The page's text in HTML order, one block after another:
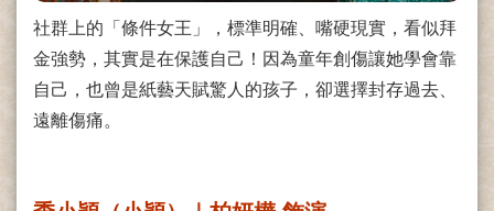
社群上的「條件女王」，標準明確、嘴硬現實，看似拜
金強勢，其實是在保護自己！因為童年創傷讓她學會靠
自己，也曾是紙藝天賦驚人的孩子，卻選擇封存過去、
遠離傷痛。